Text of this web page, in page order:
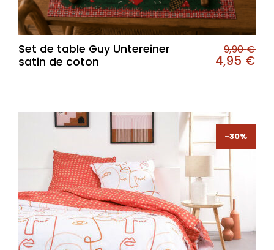
Set de table Guy Untereiner
satin de coton
9,90€
4,95 €
-30%
-30%